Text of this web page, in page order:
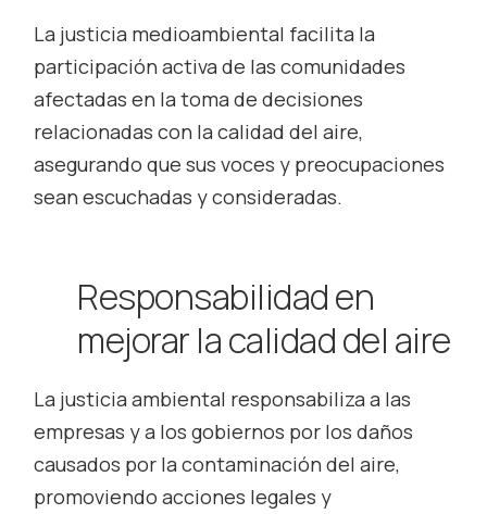
La justicia medioambiental facilita la
participación activa de las comunidades
afectadas en la toma de decisiones
relacionadas con la calidad del aire,
asegurando que sus voces y preocupaciones
sean escuchadas y consideradas.
Responsabilidad en
mejorar la calidad del aire
La justicia ambiental responsabiliza a las
empresas y a los gobiernos por los daños
causados por la contaminación del aire,
promoviendo acciones legales y